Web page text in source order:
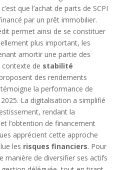
que l’achat de parts de SCPI
par un prêt immobilier.
permet ainsi de se constituer
plus important, les
amortir une partie des
contexte de stabilité
des rendements
la performance de
La digitalisation a simplifié
rendant la
l’obtention de financement
apprécient cette approche
les risques financiers. Pour
manière de diversifier ses actifs